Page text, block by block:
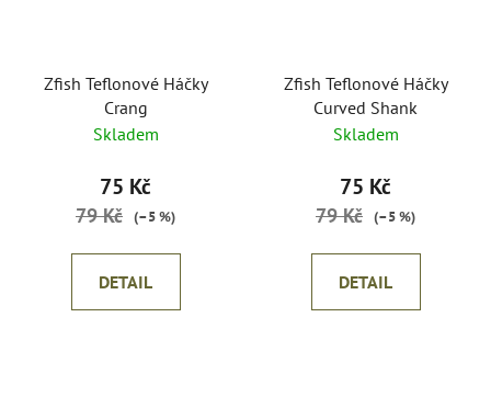
Zfish Teflonové Háčky
Crang
Skladem
75 Kč
79 Kč (–5 %)
DETAIL
Zfish Teflonové Háčky
Curved Shank
Skladem
75 Kč
79 Kč (–5 %)
DETAIL